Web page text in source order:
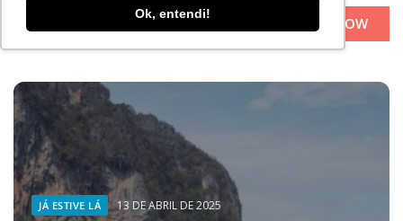
Ok, entendi!
BOOK NOW
JÁ ESTIVE LÁ 13 DE ABRIL DE 2025